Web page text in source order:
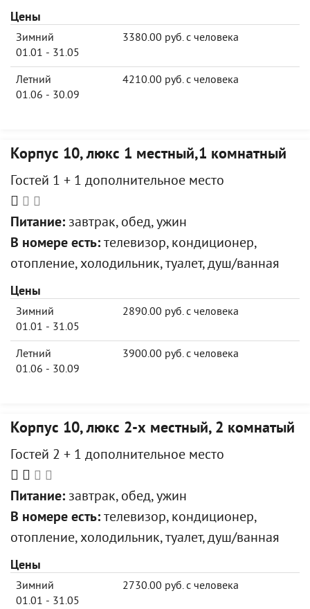
Цены
Зимний
01.01 - 31.05
3380.00 руб. с человека
Летний
01.06 - 30.09
4210.00 руб. с человека
Корпус 10, люкс 1 местный,1 комнатный
Гостей 1 + 1 дополнительное место
Питание: завтрак, обед, ужин
В номере есть: телевизор, кондиционер,
отопление, холодильник, туалет, душ/ванная
Цены
Зимний
01.01 - 31.05
2890.00 руб. с человека
Летний
01.06 - 30.09
3900.00 руб. с человека
Корпус 10, люкс 2-х местный, 2 комнатый
Гостей 2 + 1 дополнительное место
Питание: завтрак, обед, ужин
В номере есть: телевизор, кондиционер,
отопление, холодильник, туалет, душ/ванная
Цены
Зимний
01.01 - 31.05
2730.00 руб. с человека